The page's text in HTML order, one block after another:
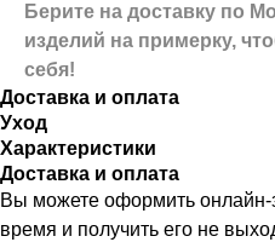
Берите на доставку по
изделий на примерку,
себя!
Доставка и оплата
Уход
Характеристики
Доставка и оплата
Вы можете оформить
время и получить его не